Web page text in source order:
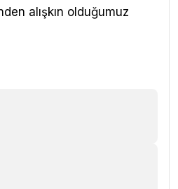
alışkın olduğumuz